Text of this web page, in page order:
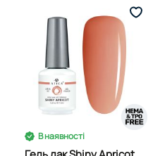
В наявності